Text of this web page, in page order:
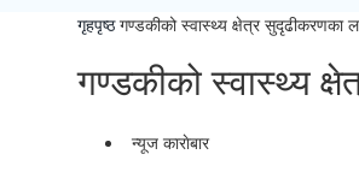
गृहपृष्ठगण्डकीको स्वास्थ्य क्षेत्र सुदृढीकरणका
गण्डकीको स्वास्थ्य
न्यूज काराेबार